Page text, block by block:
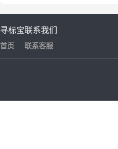
寻标宝
首页
联系我们
联系客服